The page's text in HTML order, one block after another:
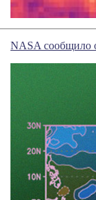
NASA сообщило